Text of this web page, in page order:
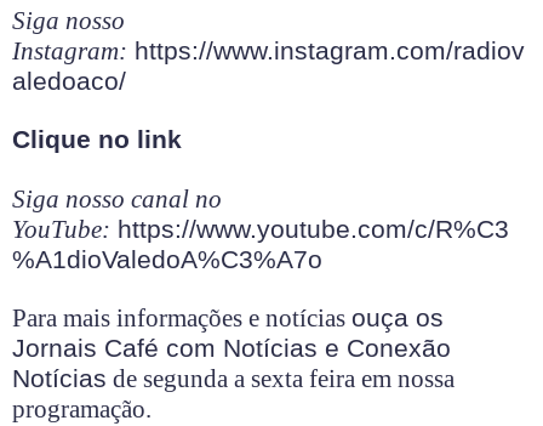
Siga nosso
Instagram: https://www.instagram.com/radiov
aledoaco/
Clique no link
Siga nosso canal no
YouTube: https://www.youtube.com/c/R%C3
%A1dioValedoA%C3%A7o
Para mais informações e notícias ouça os
Jornais Café com Notícias e Conexão
Notícias de segunda a sexta feira em nossa
programação.